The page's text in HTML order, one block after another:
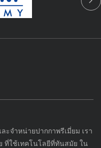
ะจำหน่ายปากกาพรีเมี่ยม เรา
ที่ใช้เทคโนโลยีที่ทันสมัย ใน